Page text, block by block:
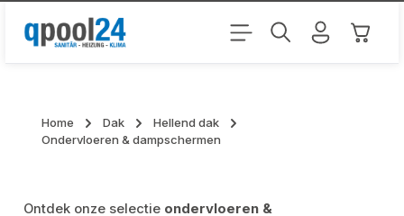
Ga naar de hoofdinhoud
Home Dak
Hellend dak
Ondervloeren & dampschermen
Ontdek onze selectie ondervloeren &